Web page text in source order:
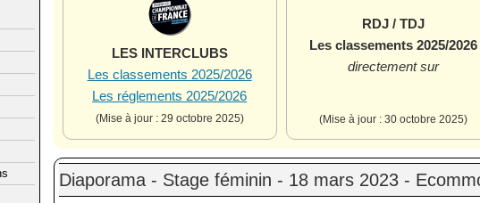
LES INTERCLUBS
Les classements 2025/2026
Les réglements 2025/2026
(Mise à jour : 29 octobre 2025)
RDJ / TDJ
Les classements 2025/2026
directement sur
(Mise à jour : 30 octobre 2025)
Diaporama - Stage féminin - 18 mars 2023 -